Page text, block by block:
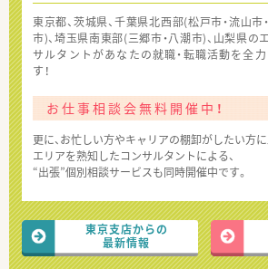
東京都、茨城県、千葉県北西部(松戸市・流山市
市)、埼玉県南東部(三郷市・八潮市)、山梨県の
サルタントがあなたの就職・転職活動を全
す！
お仕事相談会無料開催中！
更に、お忙しい方やキャリアの棚卸がしたい方
エリアを熟知したコンサルタントによる、
“出張”個別相談サービスも同時開催中です。
東京支店からの
最新情報